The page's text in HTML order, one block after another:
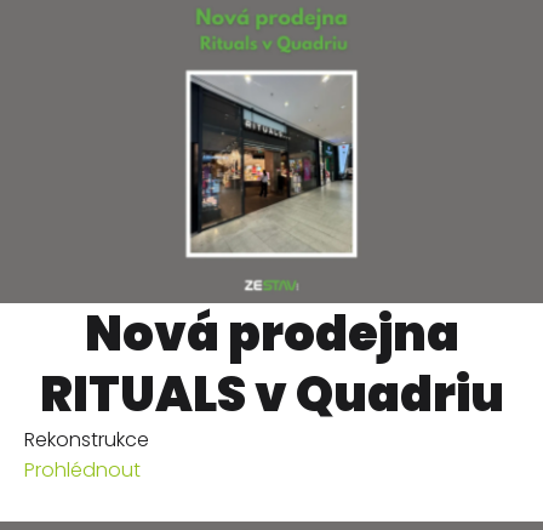
Nová prodejna
RITUALS v Quadriu
Rekonstrukce
Prohlédnout